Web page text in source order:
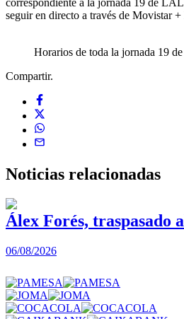
seguir en directo a través de Movistar
Horarios de toda la jornada 19
Compartir.
Noticias relacionadas
Álex Forés, traspasado
06/08/2026